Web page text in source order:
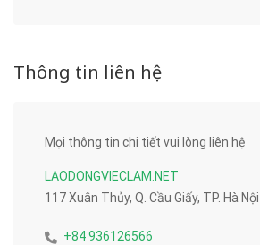
Thông tin liên hệ
Mọi thông tin chi tiết vui lòng liên hệ
LAODONGVIECLAM.NET
117 Xuân Thủy, Q. Cầu Giấy, TP. Hà Nội
+84 936126566